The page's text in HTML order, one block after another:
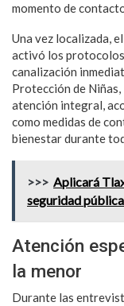
momento de
Una vez localizada,
activó los
canalización
Protección de
atención integral,
como medidas de
bienestar durante
>>> Aplicará
seguridad
Atención
la menor
Durante las